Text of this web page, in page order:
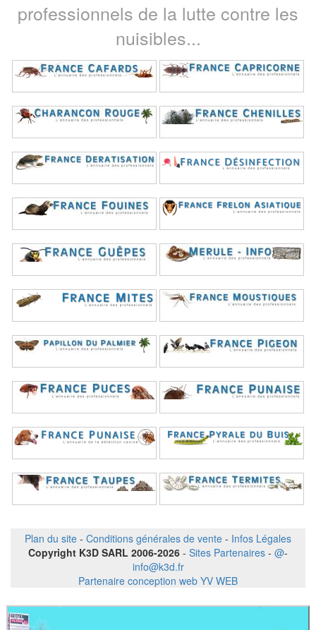
professionnels de la lutte contre les
nuisibles...
Plan du site - Conditions générales de vente - Infos Légales
Copyright K3D SARL 2006-2026 - Sites Partenaires - @-
info@k3d.fr
Partenaire conception web YV WEB